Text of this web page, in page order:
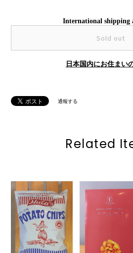
International shipping
Sold out
日本国内にお住まい
通報する
Related